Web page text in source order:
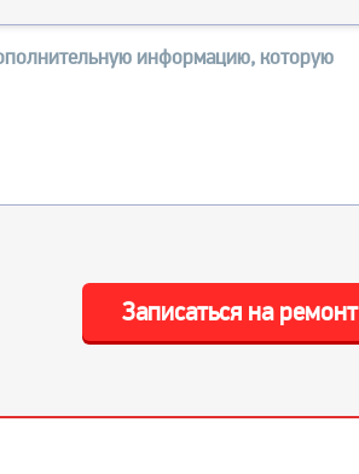
Записаться на ремонт